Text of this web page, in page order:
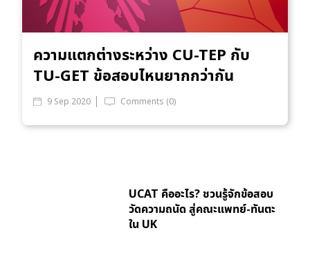
ความแตกต่างระหว่าง CU-TEP กับ
TU-GET ข้อสอบไหนยากกว่ากัน
9 Sep 2020 Comments (0)
UCAT คืออะไร? ชวนรู้จักข้อสอบ
วัดความถนัด สู่คณะแพทย์-ทันตะ
ใน UK